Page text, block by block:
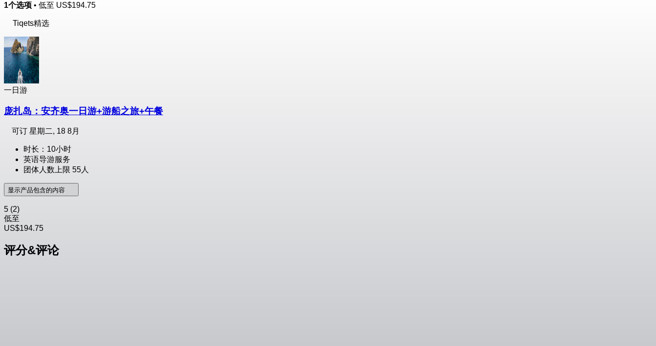
1个选项 • 低至 US$194.75
Tiqets精选
一日游
庞扎岛：安齐奥一日游+游船之旅+午餐
可订 星期二, 18 8月
时长：10小时
英语导游服务
团体人数上限 55人
显示产品包含的内容
5 (2)
低至
US$194.75
评分&评论